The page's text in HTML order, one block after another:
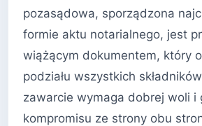
pozasądowa, sporządzona
formie aktu notarialnego, jest
wiążącym dokumentem, który
podziału wszystkich
zawarcie wymaga dobrej woli i
kompromisu ze strony obu